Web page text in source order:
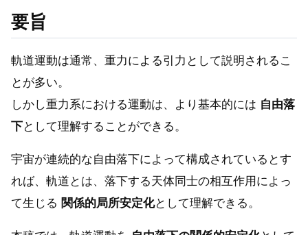
要旨
軌道運動は通常、重力による引力として説明されるこ
とが多い。
しかし重力系における運動は、より基本的には 自由落
下として理解することができる。
宇宙が連続的な自由落下によって構成されているとす
れば、軌道とは、落下する天体同士の相互作用によっ
て生じる 関係的局所安定化として理解できる。